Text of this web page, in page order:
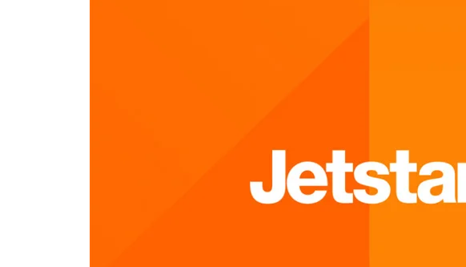
パスポート情報などの登録
チェックインする人数分を入力
持ち込み禁止物の確認